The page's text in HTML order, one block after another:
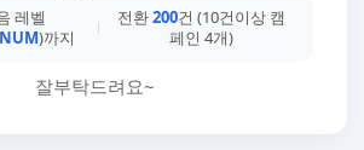
레벨
)까지
전환200건 (10건이상 캠
페인 4개)
잘부탁드려요~